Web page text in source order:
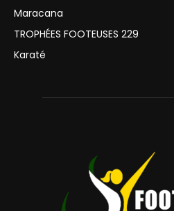
Maracana
TROPHÉES FOOTEUSES 229
Karaté